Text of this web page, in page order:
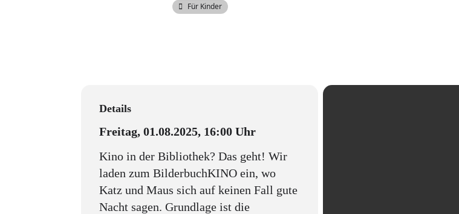
Für Kinder
Details
Freitag, 01.08.2025, 16:00 Uhr
Kino in der Bibliothek? Das geht! Wir
laden zum BilderbuchKINO ein, wo
Katz und Maus sich auf keinen Fall gute
Nacht sagen. Grundlage ist die